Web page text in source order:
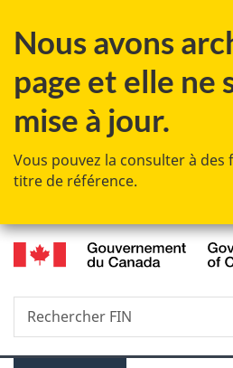
au
à
Au
»
à
Nous avons
page et elle ne
mise à jour.
Vous pouvez la consulter à des
titre de référence.
Recherche
Rechercher
FIN